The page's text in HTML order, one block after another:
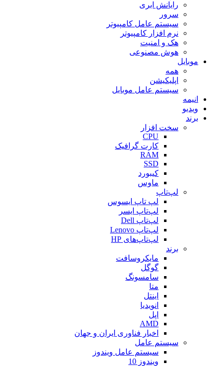
رایانش ابری
سرور
سیستم عامل کامپیوتر
نرم افزار کامپیوتر
هک و امنیت
هوش مصنوعی
موبایل
همه
اپلیکیشن
سیستم عامل موبایل
انیمه
ویدیو
برند
سخت افزار
CPU
کارت گرافیک
RAM
SSD
کیبورد
ماوس
لپ‌تاپ
لپ تاپ ایسوس
لپ‌تاپ ایسر
لپ‌تاپ Dell
لپ‌تاپ Lenovo
لپ‌تاپ‌های HP
برند
مایکروسافت
گوگل
سامسونگ
متا
اینتل
انویدیا
اپل
AMD
اخبار فناوری ایران و جهان
سیستم عامل
سیستم عامل ویندوز
ویندوز 10